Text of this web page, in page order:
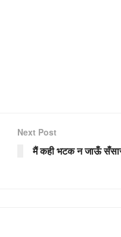
Next Post
मैं कही भटक न जाऊँ